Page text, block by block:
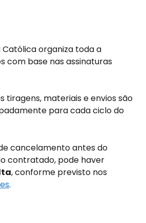
Católica organiza toda a
com base nas assinaturas
tiragens, materiais e envios são
para cada ciclo do
cancelamento antes do
contratado, pode haver
, conforme previsto nos
.